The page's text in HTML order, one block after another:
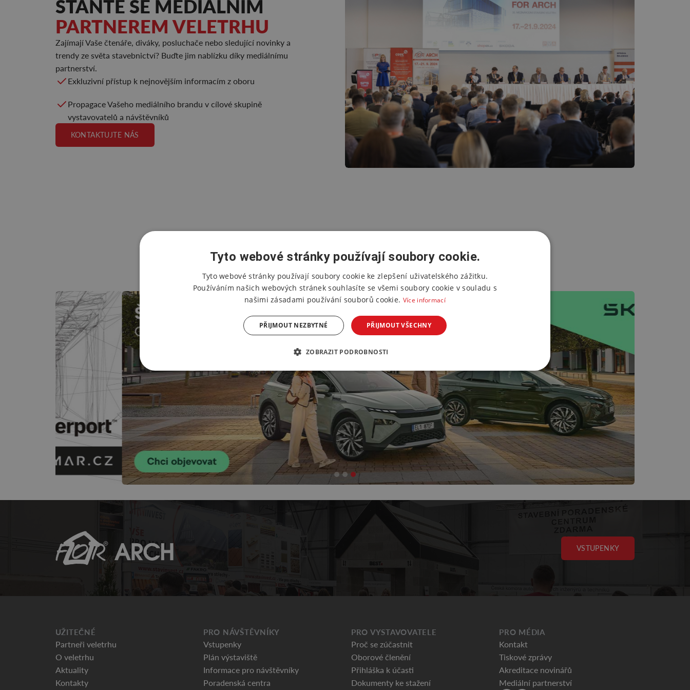
STAŇTE SE MEDIÁLNÍM
PARTNEREM VELETRHU
Zajímají Vaše čtenáře, diváky, posluchače nebo sledující novinky a
trendy ze světa stavebnictví? Buďte jim nablízku díky mediálnímu
partnerství.
Exkluzivní přístup k nejnovějším informacím z oboru
Propagace Vašeho mediálního brandu v cílové skupině
vystavovatelů a návštěvníků
KONTAKTUJTE NÁS
VSTUPENKY
UŽITEČNÉ
Partneři veletrhu
O veletrhu
Aktuality
Kontakty
PRO NÁVŠTĚVNÍKY
Vstupenky
Plán výstaviště
Informace pro návštěvníky
Poradenská centra
PRO VYSTAVOVATELE
Proč se zúčastnit
Oborové členění
Přihláška k účasti
Dokumenty ke stažení
PRO MÉDIA
Kontakt
Tiskové zprávy
Akreditace novinářů
Mediální partnerství
Tyto webové stránky používají soubory cookie.
Tyto webové stránky používají soubory cookie ke zlepšení uživatelského zážitku.
Používáním našich webových stránek souhlasíte se všemi soubory cookie v souladu s
našimi zásadami používání souborů cookie. Více informací
PŘIJMOUT VŠECHNY
PŘIJMOUT NEZBYTNÉ
ZOBRAZIT PODROBNOSTI